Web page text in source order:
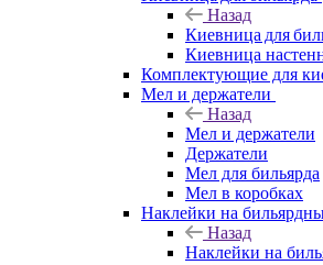
Назад
Киевница для
Киевница
Комплектующие для
Мел и держатели
Назад
Мел и держатели
Держатели
Мел для бильярда
Мел в коробках
Наклейки на
Назад
Наклейки на